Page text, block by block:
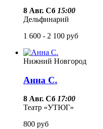
8 Авг. Сб 15:00
Дельфинарий
1 600 - 2 100 руб
Нижний Новгород
Анна С.
8 Авг. Сб 17:00
Театр «УТЮГ»
800 руб